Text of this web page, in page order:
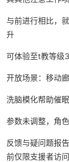
与前进行相比，
升
可体验至t教等级
开放场景：移动
洗脑模化帮助催
参数未调整，角
反馈与疑问题报
前仅限支援者访